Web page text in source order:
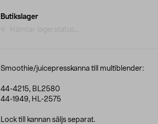
Butikslager
Smoothie/juicepresskanna till multiblender:
44-4215, BL2580
44-1949, HL-2575
Lock till kannan säljs separat.